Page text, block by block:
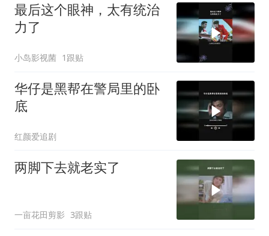
最后这个眼神，太有统治
力了
小岛影视菌 1跟贴
华仔是黑帮在警局里的卧
底
红颜爱追剧
两脚下去就老实了
一亩花田剪影 3跟贴